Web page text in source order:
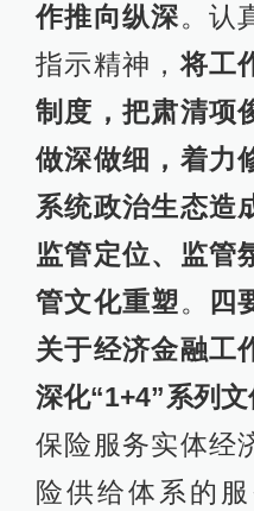
作推向纵深。认
指示精神，将工
制度，把肃清项
做深做细，着力
系统政治生态造
监管定位、监管
管文化重塑。
四
关于经济金融工
深化“1+4”系列
保险服务实体经
险供给体系的